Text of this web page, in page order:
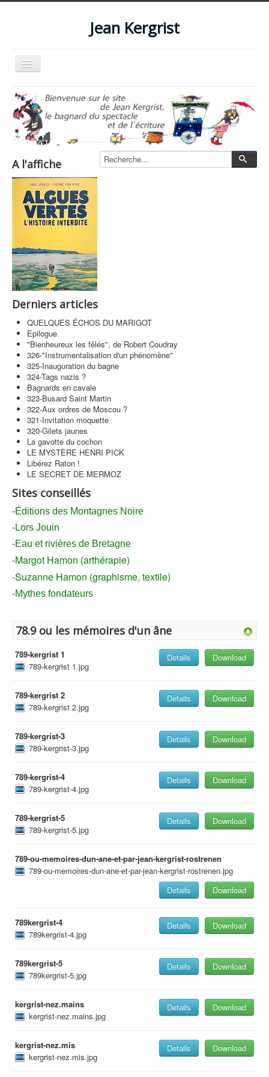
Jean Kergrist
Basculer
la
Accueil
Qui suis-je ?
Le blog
Les spectacles
Les films et vidéos
La boutique
Zone pro
Contact
A l'affiche
Derniers articles
QUELQUES ÉCHOS DU MARIGOT
Epilogue
"Bienheureux les fêlés", de Robert Coudray
326-"Instrumentalisation d'un phénomène"
325-Inauguration du bagne
324-Tags nazis ?
Bagnards en cavale
323-Busard Saint Martin
322-Aux ordres de Moscou ?
321-Invitation moquette
320-Gilets jaunes
La gavotte du cochon
LE MYSTÈRE HENRI PICK
Libérez Raton !
LE SECRET DE MERMOZ
Sites conseillés
-Éditions des Montagnes Noire
-Lors Jouin
-Eau et rivières de Bretagne
-Margot Hamon (arthérapie)
-Suzanne Hamon (graphisme, textile)
-Mythes fondateurs
78.9 ou les mémoires d'un âne
789-kergrist 1
789-kergrist 1.jpg
Download
Details
789-kergrist 2
789-kergrist 2.jpg
Download
Details
789-kergrist-3
789-kergrist-3.jpg
Download
Details
789-kergrist-4
789-kergrist-4.jpg
Download
Details
789-kergrist-5
789-kergrist-5.jpg
Download
Details
789-ou-memoires-dun-ane-et-par-jean-kergrist-rostrenen
789-ou-memoires-dun-ane-et-par-jean-kergrist-rostrenen.jpg
Download
Details
789kergrist-4
789kergrist-4.jpg
Download
Details
789kergrist-5
789kergrist-5.jpg
Download
Details
kergrist-nez.mains
kergrist-nez.mains.jpg
Download
Details
kergrist-nez.mis
kergrist-nez.mis.jpg
Download
Details